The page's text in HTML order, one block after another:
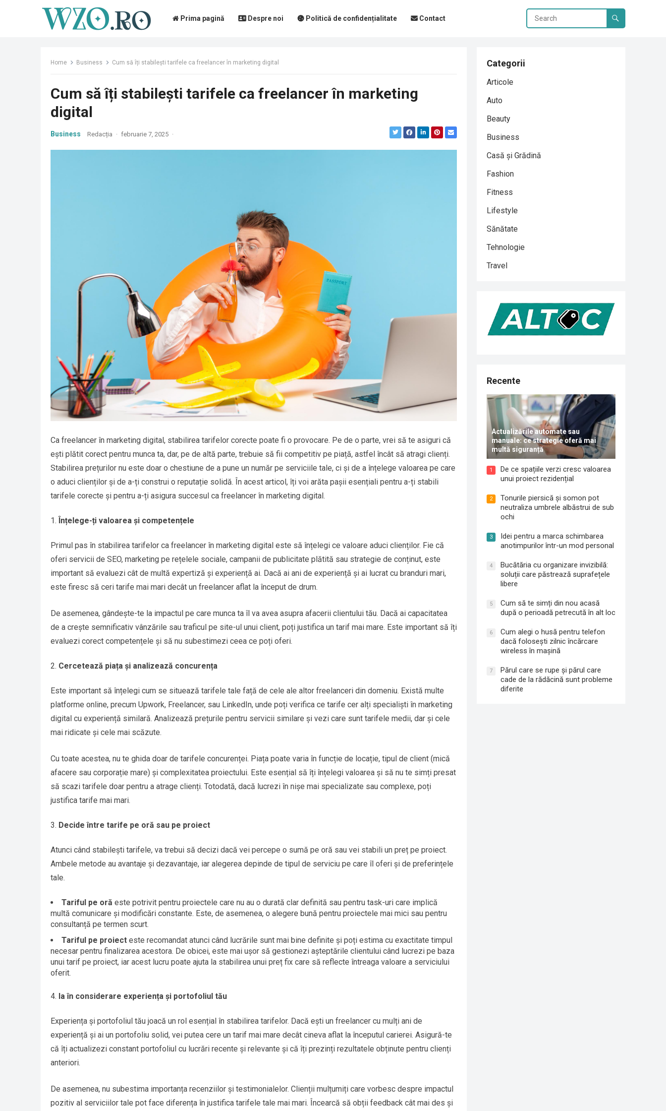
Prima pagină Despre noi Politică de confidențialitate Contact
Home Business Cum să îți stabilești tarifele ca freelancer în marketing digital
Cum să îți stabilești tarifele ca freelancer în marketing
digital
Business Redacția · februarie 7, 2025 ·
Ca freelancer în marketing digital, stabilirea tarifelor corecte poate fi o provocare. Pe de o parte, vrei să te asiguri că
ești plătit corect pentru munca ta, dar, pe de altă parte, trebuie să fii competitiv pe piață, astfel încât să atragi clienți.
Stabilirea prețurilor nu este doar o chestiune de a pune un număr pe serviciile tale, ci și de a înțelege valoarea pe care
o aduci clienților și de a-ți construi o reputație solidă. În acest articol, îți voi arăta pașii esențiali pentru a-ți stabili
tarifele corecte și pentru a-ți asigura succesul ca freelancer în marketing digital.
Înțelege-ți valoarea și competențele
Primul pas în stabilirea tarifelor ca freelancer în marketing digital este să înțelegi ce valoare aduci clienților. Fie că
oferi servicii de SEO, marketing pe rețelele sociale, campanii de publicitate plătită sau strategie de conținut, este
important să evaluezi cât de multă expertiză și experiență ai. Dacă ai ani de experiență și ai lucrat cu branduri mari,
este firesc să ceri tarife mai mari decât un freelancer aflat la început de drum.
De asemenea, gândește-te la impactul pe care munca ta îl va avea asupra afacerii clientului tău. Dacă ai capacitatea
de a crește semnificativ vânzările sau traficul pe site-ul unui client, poți justifica un tarif mai mare. Este important să îți
evaluezi corect competențele și să nu subestimezi ceea ce poți oferi.
Cercetează piața și analizează concurența
Este important să înțelegi cum se situează tarifele tale față de cele ale altor freelanceri din domeniu. Există multe
platforme online, precum Upwork, Freelancer, sau LinkedIn, unde poți verifica ce tarife cer alți specialiști în marketing
digital cu experiență similară. Analizează prețurile pentru servicii similare și vezi care sunt tarifele medii, dar și cele
mai ridicate și cele mai scăzute.
Cu toate acestea, nu te ghida doar de tarifele concurenței. Piața poate varia în funcție de locație, tipul de client (mică
afacere sau corporație mare) și complexitatea proiectului. Este esențial să îți înțelegi valoarea și să nu te simți presat
să scazi tarifele doar pentru a atrage clienți. Totodată, dacă lucrezi în nișe mai specializate sau complexe, poți
justifica tarife mai mari.
Decide între tarife pe oră sau pe proiect
Atunci când stabilești tarifele, va trebui să decizi dacă vei percepe o sumă pe oră sau vei stabili un preț pe proiect.
Ambele metode au avantaje și dezavantaje, iar alegerea depinde de tipul de serviciu pe care îl oferi și de preferințele
tale.
Tariful pe oră este potrivit pentru proiectele care nu au o durată clar definită sau pentru task-uri care implică
multă comunicare și modificări constante. Este, de asemenea, o alegere bună pentru proiectele mai mici sau pentru
consultanță pe termen scurt.
Tariful pe proiect este recomandat atunci când lucrările sunt mai bine definite și poți estima cu exactitate timpul
necesar pentru finalizarea acestora. De obicei, este mai ușor să gestionezi așteptările clientului când lucrezi pe baza
unui tarif pe proiect, iar acest lucru poate ajuta la stabilirea unui preț fix care să reflecte întreaga valoare a serviciului
oferit.
Ia în considerare experiența și portofoliul tău
Experiența și portofoliul tău joacă un rol esențial în stabilirea tarifelor. Dacă ești un freelancer cu mulți ani de
experiență și ai un portofoliu solid, vei putea cere un tarif mai mare decât cineva aflat la începutul carierei. Asigură-te
că îți actualizezi constant portofoliul cu lucrări recente și relevante și că îți prezinți rezultatele obținute pentru clienți
anteriori.
De asemenea, nu subestima importanța recenziilor și testimonialelor. Clienții mulțumiți care vorbesc despre impactul
pozitiv al serviciilor tale pot face diferența în justifica tarifele tale mai mari. Încearcă să obții feedback cât mai des și
Categorii
Articole
Auto
Beauty
Business
Casă și Grădină
Fashion
Fitness
Lifestyle
Sănătate
Tehnologie
Travel
Recente
Actualizările automate sau
manuale: ce strategie oferă mai
multă siguranță
1
De ce spațiile verzi cresc valoarea
unui proiect rezidențial
2
Tonurile piersică și somon pot
neutraliza umbrele albăstrui de sub
ochi
3
Idei pentru a marca schimbarea
anotimpurilor într-un mod personal
4
Bucătăria cu organizare invizibilă:
soluții care păstrează suprafețele
libere
5
Cum să te simți din nou acasă
după o perioadă petrecută în alt loc
6
Cum alegi o husă pentru telefon
dacă folosești zilnic încărcare
wireless în mașină
7
Părul care se rupe și părul care
cade de la rădăcină sunt probleme
diferite